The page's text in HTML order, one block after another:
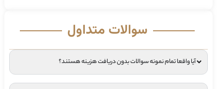
سوالات متداول
آیا واقعا تمام نمونه سوالات بدون دریافت هزینه هستند؟